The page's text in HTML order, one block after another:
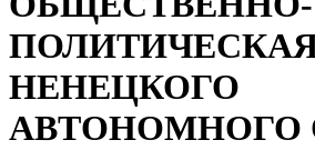
ПОЛИТИЧЕСКАЯ
НЕНЕЦКОГО
АВТОНОМНОГО